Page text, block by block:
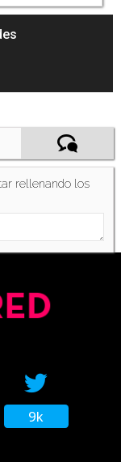
rellenando los
9k